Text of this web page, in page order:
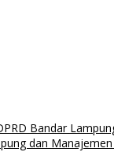
Bandar
dan